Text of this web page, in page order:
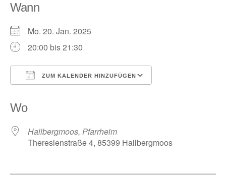
Wann
Mo. 20. Jan. 2025
20:00 bis 21:30
ZUM KALENDER HINZUFÜGEN
Wo
Hallbergmoos, Pfarrheim
Theresienstraße 4, 85399 Hallbergmoos